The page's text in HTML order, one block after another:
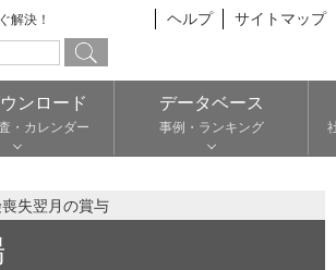
解決！ ヘルプ サイトマップ
ンロード
・カレンダー
データベース
事例・ランキング
失翌月の賞与